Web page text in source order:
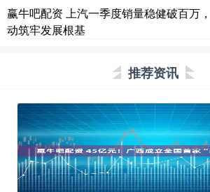
赢牛吧配资 上汽一季度销量稳健破百万
动筑牢发展根基
推荐资讯